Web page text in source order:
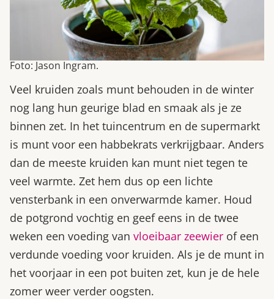
Foto: Jason Ingram.
Veel kruiden zoals munt behouden in de winter
nog lang hun geurige blad en smaak als je ze
binnen zet. In het tuincentrum en de supermarkt
is munt voor een habbekrats verkrijgbaar. Anders
dan de meeste kruiden kan munt niet tegen te
veel warmte. Zet hem dus op een lichte
vensterbank in een onverwarmde kamer. Houd
de potgrond vochtig en geef eens in de twee
weken een voeding van vloeibaar zeewier of een
verdunde voeding voor kruiden. Als je de munt in
het voorjaar in een pot buiten zet, kun je de hele
zomer weer verder oogsten.